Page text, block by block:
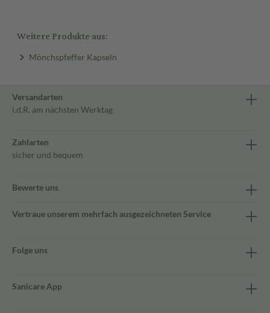
Weitere Produkte aus:
Mönchspfeffer Kapseln
Versandarten
i.d.R. am nächsten Werktag
Zahlarten
sicher und bequem
Bewerte uns
Vertraue unserem mehrfach ausgezeichneten Service
Folge uns
Sanicare App